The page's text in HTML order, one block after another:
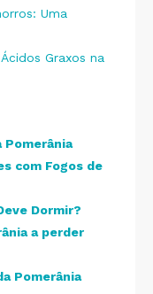
Uma
Graxos na
Pomerânia
com Fogos de
Dormir?
a perder
Pomerânia